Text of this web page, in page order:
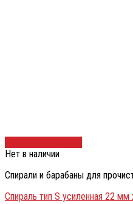
Нет в наличии
Спирали и барабаны для
Спираль тип S усиленная 22